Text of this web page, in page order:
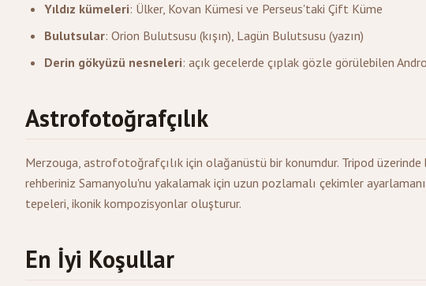
Yıldız kümeleri: Ülker, Kovan Kümesi ve Perseus'taki Çift Küme
Bulutsular: Orion Bulutsusu (kışın), Lagün Bulutsusu (yazın)
Derin gökyüzü nesneleri: açık gecelerde çıplak gözle görülebilen
Astrofotoğrafçılık
Merzouga, astrofotoğrafçılık için olağanüstü bir konumdur. Tripod üzerinde
rehberiniz Samanyolu'nu yakalamak için uzun pozlamalı çekimler
tepeleri, ikonik kompozisyonlar oluşturur.
En İyi Koşullar